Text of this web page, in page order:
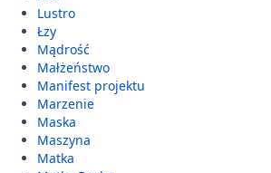
Lustro
Łzy
Mądrość
Małżeństwo
Manifest projektu
Marzenie
Maska
Maszyna
Matka